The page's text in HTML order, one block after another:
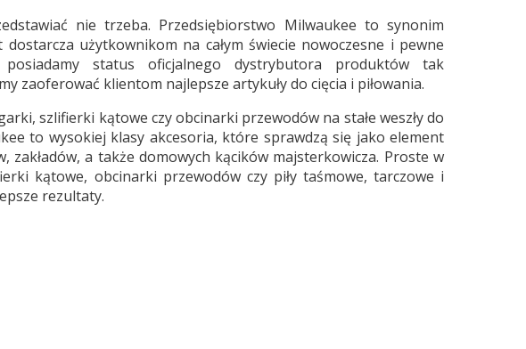
nie trzeba. Przedsiębiorstwo Milwaukee to synonim
użytkownikom na całym świecie nowoczesne i pewne
status oficjalnego dystrybutora produktów tak
zaoferować klientom najlepsze artykuły do cięcia i piłowania.
szlifierki kątowe czy obcinarki przewodów na stałe weszły do
to wysokiej klasy akcesoria, które sprawdzą się jako element
a także domowych kącików majsterkowicza. Proste w
kątowe, obcinarki przewodów czy piły taśmowe, tarczowe i
rezultaty.